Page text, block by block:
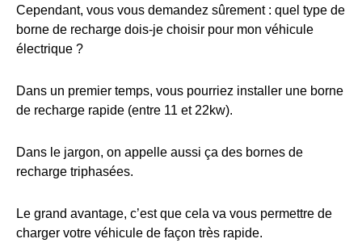
Cependant, vous vous demandez sûrement : quel type de
borne de recharge dois-je choisir pour mon véhicule
électrique ?
Dans un premier temps, vous pourriez installer une borne
de recharge rapide (entre 11 et 22kw).
Dans le jargon, on appelle aussi ça des bornes de
recharge triphasées.
Le grand avantage, c’est que cela va vous permettre de
charger votre véhicule de façon très rapide.